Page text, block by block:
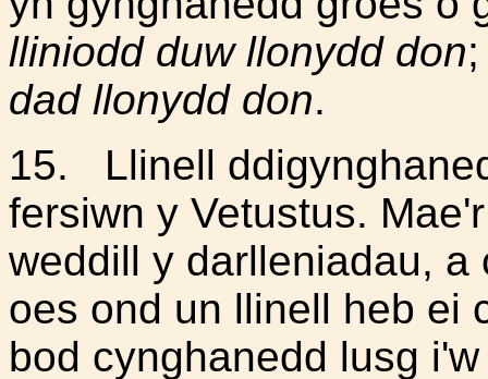
lliniodd duw llonydd don
dad llonydd don.
15. Llinell
fersiwn y Vetustus.
weddill y darlleniadau,
oes ond un llinell heb ei
bod cynghanedd lusg